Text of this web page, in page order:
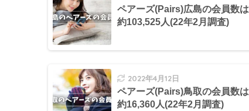
ペアーズ(Pairs)広島の会員数は
約103,525人(22年2月調査)
2022年4月12日
ペアーズ(Pairs)鳥取の会員数は
約16,360人(22年2月調査)